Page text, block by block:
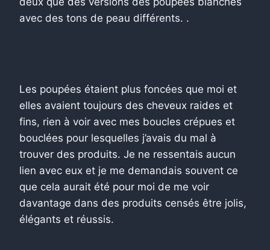
avec des tons de peau différents. .
Les poupées étaient plus foncées que moi et
elles avaient toujours des cheveux raides et
fins, rien à voir avec mes boucles crépues et
bouclées pour lesquelles j’avais du mal à
trouver des produits. Je ne ressentais aucun
lien avec eux et je me demandais souvent ce
que cela aurait été pour moi de me voir
davantage dans des produits censés être jolis,
élégants et réussis.